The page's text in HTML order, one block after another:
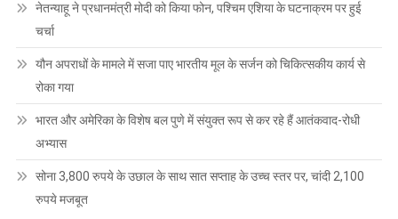
नेतन्याहू ने प्रधानमंत्री मोदी को किया फोन, पश्चिम एशिया के घटनाक्रम पर हुई
चर्चा
यौन अपराधों के मामले में सजा पाए भारतीय मूल के सर्जन को चिकित्सकीय कार्य से
रोका गया
भारत और अमेरिका के विशेष बल पुणे में संयुक्त रूप से कर रहे हैं आतंकवाद-रोधी
अभ्यास
सोना 3,800 रुपये के उछाल के साथ सात सप्ताह के उच्च स्तर पर, चांदी 2,100
रुपये मजबूत